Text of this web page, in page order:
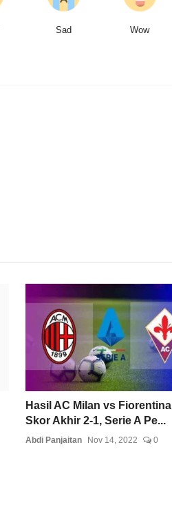
Sad Wow
Hasil AC Milan vs Fiorentina
Skor Akhir 2-1, Serie A Pe...
Abdi Panjaitan Nov 14, 2022 0